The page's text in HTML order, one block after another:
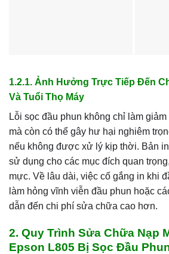
1.2.1. Ảnh Hưởng Trực Tiếp Đến
Và Tuổi Thọ Máy
Lỗi sọc đầu phun không chỉ làm
mà còn có thể gây hư hại nghiêm
nếu không được xử lý kịp thời. Bản
sử dụng cho các mục đích quan
mực. Về lâu dài, việc cố gắng in khi
làm hỏng vĩnh viễn đầu phun hoặc
dẫn đến chi phí sửa chữa cao hơn.
2. Quy Trình Sửa Chữa Nạp
Epson L805 Bị Sọc Đầu